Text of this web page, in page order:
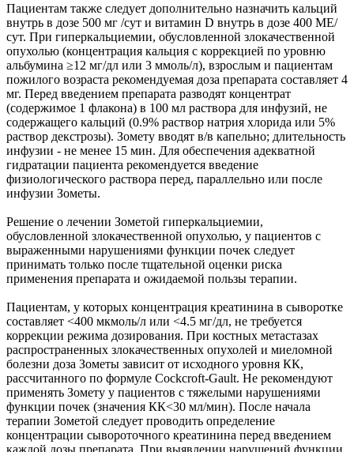
Пациентам также следует дополнительно назначить кальций
внутрь в дозе 500 мг /сут и витамин D внутрь в дозе 400 МЕ/
сут. При гиперкальциемии, обусловленной злокачественной
опухолью (концентрация кальция с коррекцией по уровню
альбумина ≥12 мг/дл или 3 ммоль/л), взрослым и пациентам
пожилого возраста рекомендуемая доза препарата составляет 4
мг. Перед введением препарата разводят концентрат
(содержимое 1 флакона) в 100 мл раствора для инфузий, не
содержащего кальций (0.9% раствор натрия хлорида или 5%
раствор декстрозы). Зомету вводят в/в капельно; длительность
инфузии - не менее 15 мин. Для обеспечения адекватной
гидратации пациента рекомендуется введение
физиологического раствора перед, параллельно или после
инфузии Зометы.
Решение о лечении Зометой гиперкальциемии,
обусловленной злокачественной опухолью, у пациентов с
выраженными нарушениями функции почек следует
принимать только после тщательной оценки риска
применения препарата и ожидаемой пользы терапии.
Пациентам, у которых концентрация креатинина в сыворотке
составляет <400 мкмоль/л или <4.5 мг/дл, не требуется
коррекции режима дозирования. При костных метастазах
распространенных злокачественных опухолей и миеломной
болезни доза Зометы зависит от исходного уровня КК,
рассчитанного по формуле Cockcroft-Gault. Не рекомендуют
применять Зомету у пациентов с тяжелыми нарушениями
функции почек (значения КК<30 мл/мин). После начала
терапии Зометой следует проводить определение
концентрации сывороточного креатинина перед введением
каждой дозы препарата. При выявлении нарушений функции